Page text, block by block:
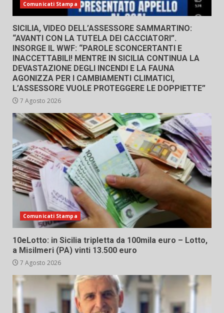
Comunicati Stampa
SICILIA, VIDEO DELL’ASSESSORE SAMMARTINO:
“AVANTI CON LA TUTELA DEI CACCIATORI”.
INSORGE IL WWF: “PAROLE SCONCERTANTI E
INACCETTABILI! MENTRE IN SICILIA CONTINUA LA
DEVASTAZIONE DEGLI INCENDI E LA FAUNA
AGONIZZA PER I CAMBIAMENTI CLIMATICI,
L’ASSESSORE VUOLE PROTEGGERE LE DOPPIETTE”
7 Agosto 2026
Comunicati Stampa
10eLotto: in Sicilia tripletta da 100mila euro – Lotto,
a Misilmeri (PA) vinti 13.500 euro
7 Agosto 2026